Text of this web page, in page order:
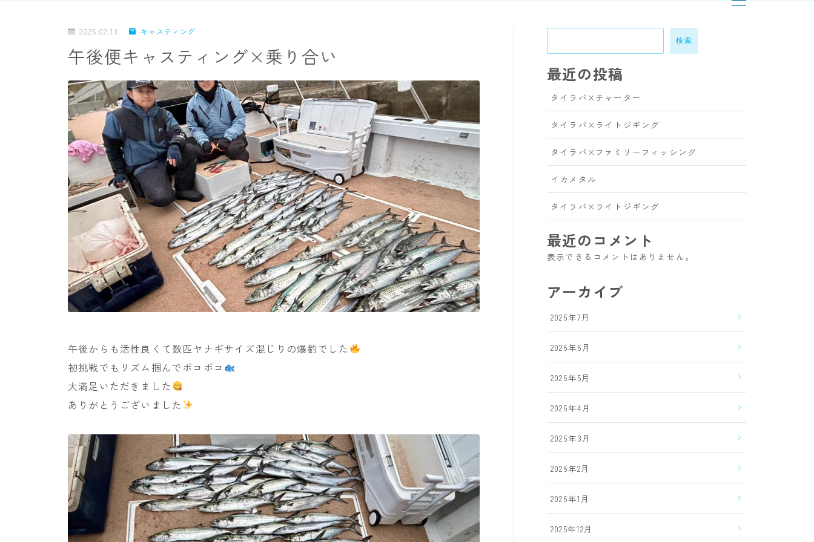
TOPページ
出船までの流れ
最新釣果
船の紹介
乗船料金
予約状況
2025.02.13 キャスティング
午後便キャスティング×乗り合い
午後からも活性良くて数匹ヤナギサイズ混じりの爆釣でした
初挑戦でもリズム掴んでボコボコ
大満足いただきました
ありがとうございました
検索
最近の投稿
タイラバ×チャーター
タイラバ×ライトジギング
タイラバ×ファミリーフィッシング
イカメタル
タイラバ×ライトジギング
最近のコメント
表示できるコメントはありません。
アーカイブ
2026年7月
2026年6月
2026年5月
2026年4月
2026年3月
2026年2月
2026年1月
2025年12月